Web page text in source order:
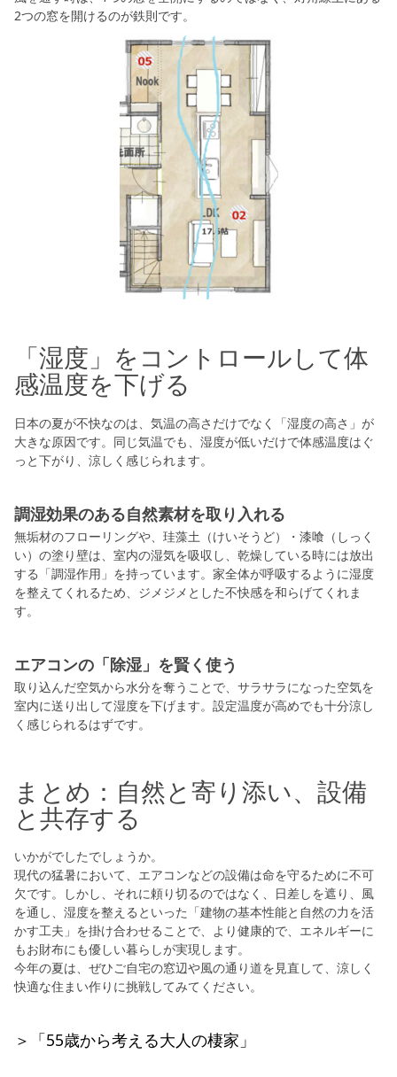
2つの窓を開けるのが鉄則です。
「湿度」をコントロールして体
感温度を下げる
日本の夏が不快なのは、気温の高さだけでなく「湿度の高さ」が
大きな原因です。同じ気温でも、湿度が低いだけで体感温度はぐ
っと下がり、涼しく感じられます。
調湿効果のある自然素材を取り入れる
無垢材のフローリングや、珪藻土（けいそうど）・漆喰（しっく
い）の塗り壁は、室内の湿気を吸収し、乾燥している時には放出
する「調湿作用」を持っています。家全体が呼吸するように湿度
を整えてくれるため、ジメジメとした不快感を和らげてくれま
す。
エアコンの「除湿」を賢く使う
取り込んだ空気から水分を奪うことで、サラサラになった空気を
室内に送り出して湿度を下げます。設定温度が高めでも十分涼し
く感じられるはずです。
まとめ：自然と寄り添い、設備
と共存する
いかがでしたでしょうか。
現代の猛暑において、エアコンなどの設備は命を守るために不可
欠です。しかし、それに頼り切るのではなく、日差しを遮り、風
を通し、湿度を整えるといった「建物の基本性能と自然の力を活
かす工夫」を掛け合わせることで、より健康的で、エネルギーに
もお財布にも優しい暮らしが実現します。
今年の夏は、ぜひご自宅の窓辺や風の通り道を見直して、涼しく
快適な住まい作りに挑戦してみてください。
＞「55歳から考える大人の棲家」